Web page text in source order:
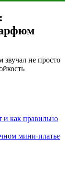
не просто
и как правильно
мини-платье